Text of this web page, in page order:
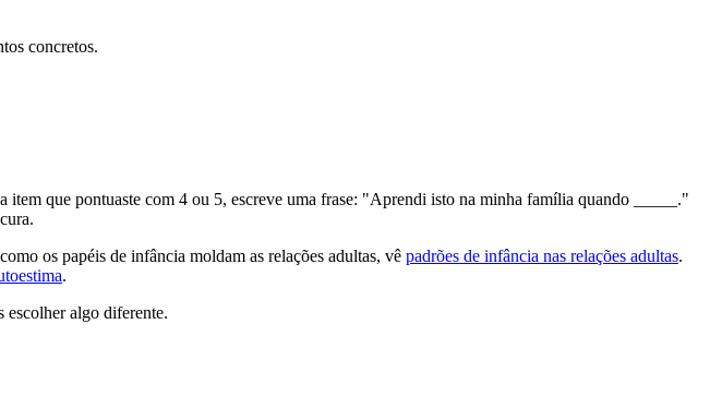
concretos.
item que pontuaste com 4 ou 5, escreve uma frase: "Aprendi isto na minha família quando _____."
os papéis de infância moldam as relações adultas, vê padrões de infância nas relações adultas.
.
escolher algo diferente.